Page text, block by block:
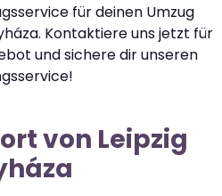
für deinen Umzug
Kontaktiere uns jetzt für
und sichere dir unseren
von Leipzig